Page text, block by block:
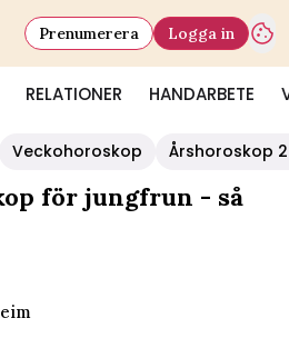
RELATIONER HANDARBETE
Prenumerera Logga in
Veckohoroskop Årshoroskop
för jungfrun - så